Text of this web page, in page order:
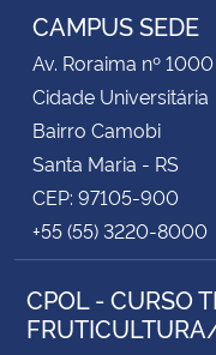
CAMPUS SEDE
Av. Roraima nº 1000
Cidade Universitária
Bairro Camobi
Santa Maria - RS
CEP: 97105-900
+55 (55) 3220-8000
CPOL - CURSO